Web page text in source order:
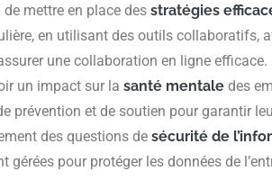
de mettre en place desstratégies
en utilisant des outils collaboratifs,
une collaboration en ligne
un impact sur lasanté mentale des
prévention et de soutien pour garantir
des questions desécurité de
gérées pour protéger les données de